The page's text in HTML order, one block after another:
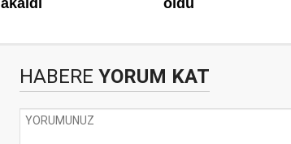
HABERE YORUM KAT